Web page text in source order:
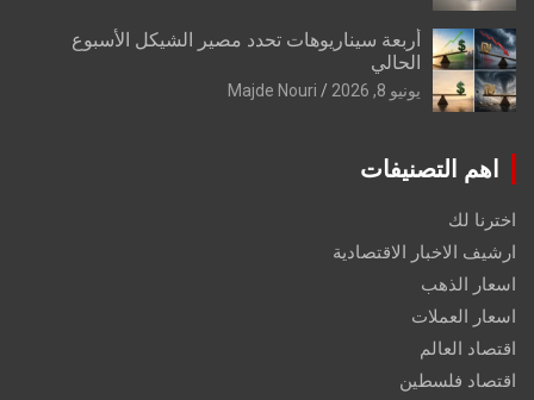
أربعة سيناريوهات تحدد مصير الشيكل الأسبوع
الحالي
يونيو 8, 2026 Majde Nouri
اهم التصنيفات
اخترنا لك
ارشيف الاخبار الاقتصادية
اسعار الذهب
اسعار العملات
اقتصاد العالم
اقتصاد فلسطين